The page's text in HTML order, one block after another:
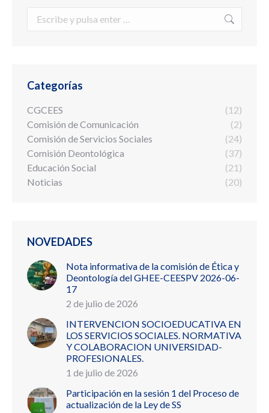
Categorías
CGCEES
(12)
Comisión de Comunicación
(2)
Comisión de Servicios Sociales
(24)
Comisión Deontológica
(37)
Educación Social
(21)
Noticias
(20)
NOVEDADES
Nota informativa de la comisión de Ética y
Deontología del GHEE-CEESPV 2026-06-
17
2 de julio de 2026
INTERVENCION SOCIOEDUCATIVA EN
LOS SERVICIOS SOCIALES. NORMATIVA
Y COLABORACION UNIVERSIDAD-
PROFESIONALES.
1 de julio de 2026
Participación en la sesión 1 del Proceso de
actualización de la Ley de SS